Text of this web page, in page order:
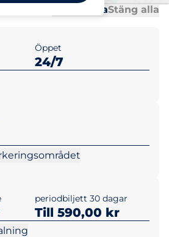
Öppna allaStäng alla
Öppet
24/7
periodbiljett 30 dagar
Till 590,00 kr